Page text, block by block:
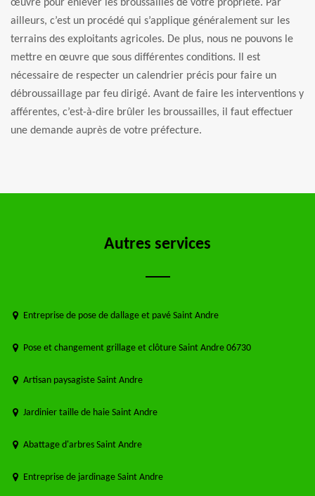
œuvre pour enlever les broussailles de votre propriété. Par
ailleurs, c’est un procédé qui s’applique généralement sur les
terrains des exploitants agricoles. De plus, nous ne pouvons le
mettre en œuvre que sous différentes conditions. Il est
nécessaire de respecter un calendrier précis pour faire un
débroussaillage par feu dirigé. Avant de faire les interventions y
afférentes, c’est-à-dire brûler les broussailles, il faut effectuer
une demande auprès de votre préfecture.
Autres services
Entreprise de pose de dallage et pavé Saint Andre
Pose et changement grillage et clôture Saint Andre 06730
Artisan paysagiste Saint Andre
Jardinier taille de haie Saint Andre
Abattage d'arbres Saint Andre
Entreprise de jardinage Saint Andre